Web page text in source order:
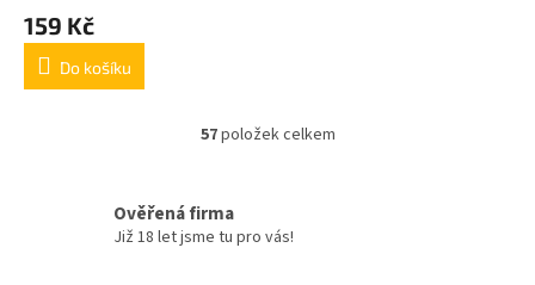
159 Kč
Do košíku
O
d
57položek celkem
Ověřená firma
Již 18 let jsme tu pro vás!